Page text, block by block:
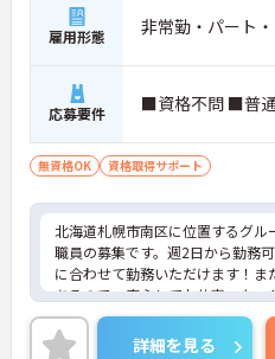
雇用形態 非常勤・パート
応募要件 ■資格不問 ■普
無資格OK 資格取得サポート
北海道札幌市南区に位置するグル
職員の募集です。週2日から勤務
に合わせて勤務いただけます！ま
あるので、安心してお仕事スター
です♪ご興味のある方はご面接の
ますのでご気軽にお問い合わせく
詳細を見る